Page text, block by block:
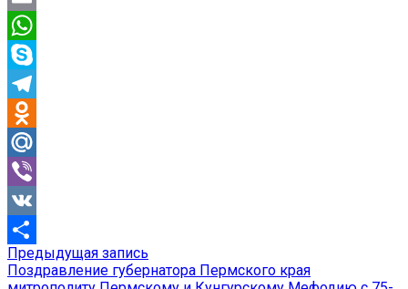
Email
WhatsApp
Skype
Telegram
Odnoklassniki
Mail.Ru
Viber
VK
Отправить
Навигация
Предыдущая запись
запись:
Поздравление губернатора Пермского края